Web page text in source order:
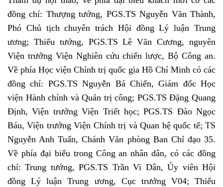
đồng chí: Thượng tướng, PGS.TS Nguyễn Văn Thành,
Phó Chủ tịch chuyên trách Hội đồng Lý luận Trung
ương; Thiếu tướng, PGS.TS Lê Văn Cương, nguyên
Viện trưởng Viện Nghiên cứu chiến lược, Bộ Công an.
Về phía Học viện Chính trị quốc gia Hồ Chí Minh có các
đồng chí: PGS.TS Nguyễn Bá Chiến, Giám đốc Học
viện Hành chính và Quản trị công; PGS.TS Đặng Quang
Định, Viện trưởng Viện Triết học; PGS.TS Đào Ngọc
Báu, Viện trưởng Viện Chính trị và Quan hệ quốc tế; TS
Nguyễn Anh Tuấn, Chánh Văn phòng Ban Chỉ đạo 35.
Về phía đại biểu trong Công an nhân dân, có các đồng
chí: Trung tướng, PGS.TS Trần Vi Dân, Ủy viên Hội
đồng Lý luận Trung ương, Cục trưởng V04; Thiếu